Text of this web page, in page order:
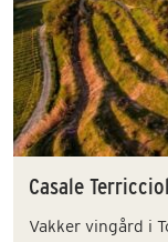
Casale
Vakker vingård i